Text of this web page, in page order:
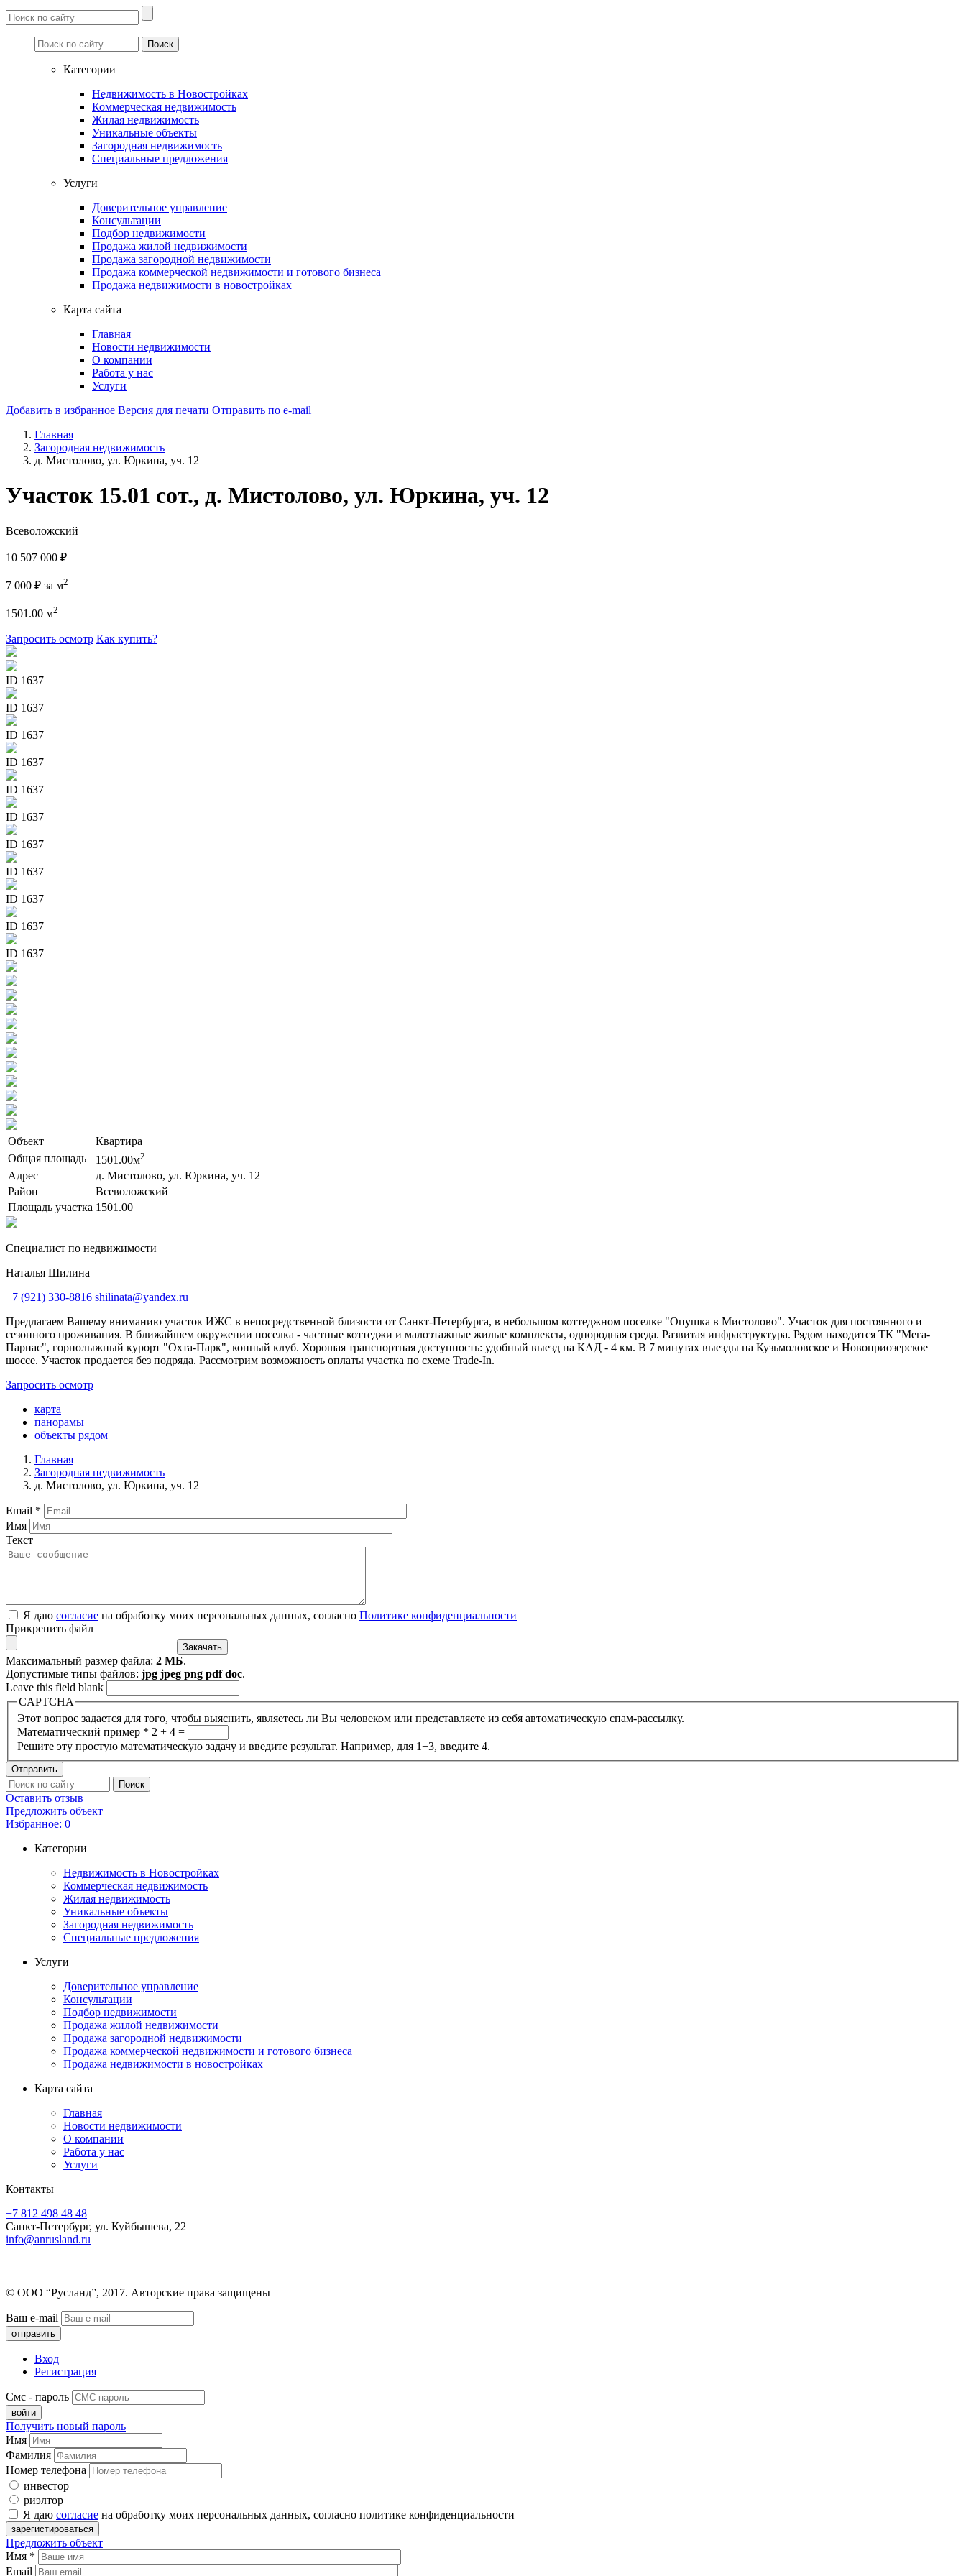
Категории
Недвижимость в Новостройках
Коммерческая недвижимость
Жилая недвижимость
Уникальные объекты
Загородная недвижимость
Специальные предложения
Услуги
Доверительное управление
Консультации
Подбор недвижимости
Продажа жилой недвижимости
Продажа загородной недвижимости
Продажа коммерческой недвижимости и готового бизнеса
Продажа недвижимости в новостройках
Карта сайта
Главная
Новости недвижимости
О компании
Работа у нас
Услуги
Добавить в избранное Версия для печати Отправить по e-mail
Главная
Загородная недвижимость
д. Мистолово, ул. Юркина, уч. 12
Участок 15.01 сот., д. Мистолово, ул. Юркина, уч. 12
Всеволожский
10 507 000 ₽
7 000 ₽ за м2
1501.00 м2
Запросить осмотр Как купить?
ID 1637
ID 1637
ID 1637
ID 1637
ID 1637
ID 1637
ID 1637
ID 1637
ID 1637
ID 1637
ID 1637
Объект
Квартира
Общая площадь
1501.00м2
Адрес
д. Мистолово, ул. Юркина, уч. 12
Район
Всеволожский
Площадь участка 1501.00
Cпециалист по недвижимости
Наталья Шилина
+7 (921) 330-8816 shilinata@yandex.ru
Предлагаем Вашему вниманию участок ИЖС в непосредственной близости от Санкт-Петербурга, в небольшом коттеджном поселке "Опушка в Мистолово". Участок для постоянного и
сезонного проживания. В ближайшем окружении поселка - частные коттеджи и малоэтажные жилые комплексы, однородная среда. Развитая инфраструктура. Рядом находится ТК "Мега-
Парнас", горнолыжный курорт "Охта-Парк", конный клуб. Хорошая транспортная доступность: удобный выезд на КАД - 4 км. В 7 минутах выезды на Кузьмоловское и Новоприозерское
шоссе. Участок продается без подряда. Рассмотрим возможность оплаты участка по схеме Trade-In.
Запросить осмотр
карта
панорамы
объекты рядом
Главная
Загородная недвижимость
д. Мистолово, ул. Юркина, уч. 12
Email *
Имя
Текст
Я даю согласие на обработку моих персональных данных, согласно Политике конфиденциальности
Прикрепить файл
Максимальный размер файла: 2 МБ.
Допустимые типы файлов: jpg jpeg png pdf doc.
Leave this field blank
CAPTCHA
Этот вопрос задается для того, чтобы выяснить, являетесь ли Вы человеком или представляете из себя автоматическую спам-рассылку.
Математический пример * 2 + 4 =
Решите эту простую математическую задачу и введите результат. Например, для 1+3, введите 4.
Оставить отзыв
Предложить объект
Избранное: 0
Категории
Недвижимость в Новостройках
Коммерческая недвижимость
Жилая недвижимость
Уникальные объекты
Загородная недвижимость
Специальные предложения
Услуги
Доверительное управление
Консультации
Подбор недвижимости
Продажа жилой недвижимости
Продажа загородной недвижимости
Продажа коммерческой недвижимости и готового бизнеса
Продажа недвижимости в новостройках
Карта сайта
Главная
Новости недвижимости
О компании
Работа у нас
Услуги
Контакты
+7 812 498 48 48
Санкт-Петербург, ул. Куйбышева, 22
info@anrusland.ru
© ООО “Русланд”, 2017. Авторские права защищены
Ваш e-mail
Вход
Регистрация
Смс - пароль
Получить новый пароль
Имя
Фамилия
Номер телефона
инвестор
риэлтор
Я даю согласие на обработку моих персональных данных, согласно политике конфиденциальности
Предложить объект
Имя *
Email